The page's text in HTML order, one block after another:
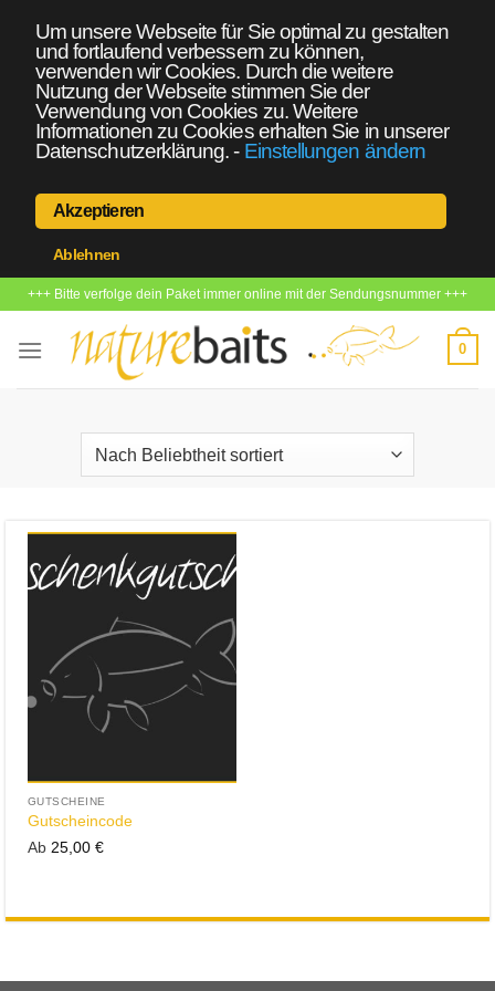
Um unsere Webseite für Sie optimal zu gestalten
und fortlaufend verbessern zu können,
verwenden wir Cookies. Durch die weitere
Nutzung der Webseite stimmen Sie der
Verwendung von Cookies zu. Weitere
Informationen zu Cookies erhalten Sie in unserer
Datenschutzerklärung.- Einstellungen ändern
Akzeptieren
Ablehnen
Zum
springen
+++ Bitte verfolge dein Paket immer online mit der Sendungsnummer +++
0
GUTSCHEINE
Gutscheincode
Ab 25,00 €